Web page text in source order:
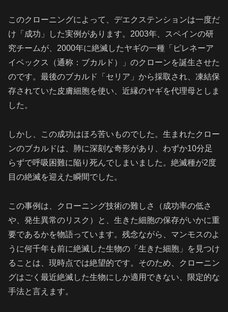
このクローニングによって、デエクステンションは一度だ
け「成功」した実例があります。2003年、スペインの研
究チームが、2000年に絶滅したヤギの一種「ピレネーア
イベックス（通称：ブカルド）」のクローンを誕生させた
のです。最後のブカルド「セリア」から採取され、凍結保
存されていた皮膚細胞を使い、近縁のヤギを代理母としま
した。
しかし、この成功はほろ苦いものでした。生まれたクロー
ンのブカルドは、肺に深刻な奇形があり、わずか10分足
らずで呼吸困難に陥り死んでしまいました。絶滅種が2度
目の絶滅を迎えた瞬間でした。
この事例は、クローニング技術の難しさ（成功率の低さ
や、発生異常のリスク）と、生きた細胞の保存がいかに重
要であるかを物語っています。残念ながら、マンモスのよ
うに何千年も前に絶滅した生物の「生きた細胞」を見つけ
ることは、現時点では絶望的です。そのため、クローニン
グはごく最近絶滅した生物にしか適用できない、限定的な
手法と言えます。